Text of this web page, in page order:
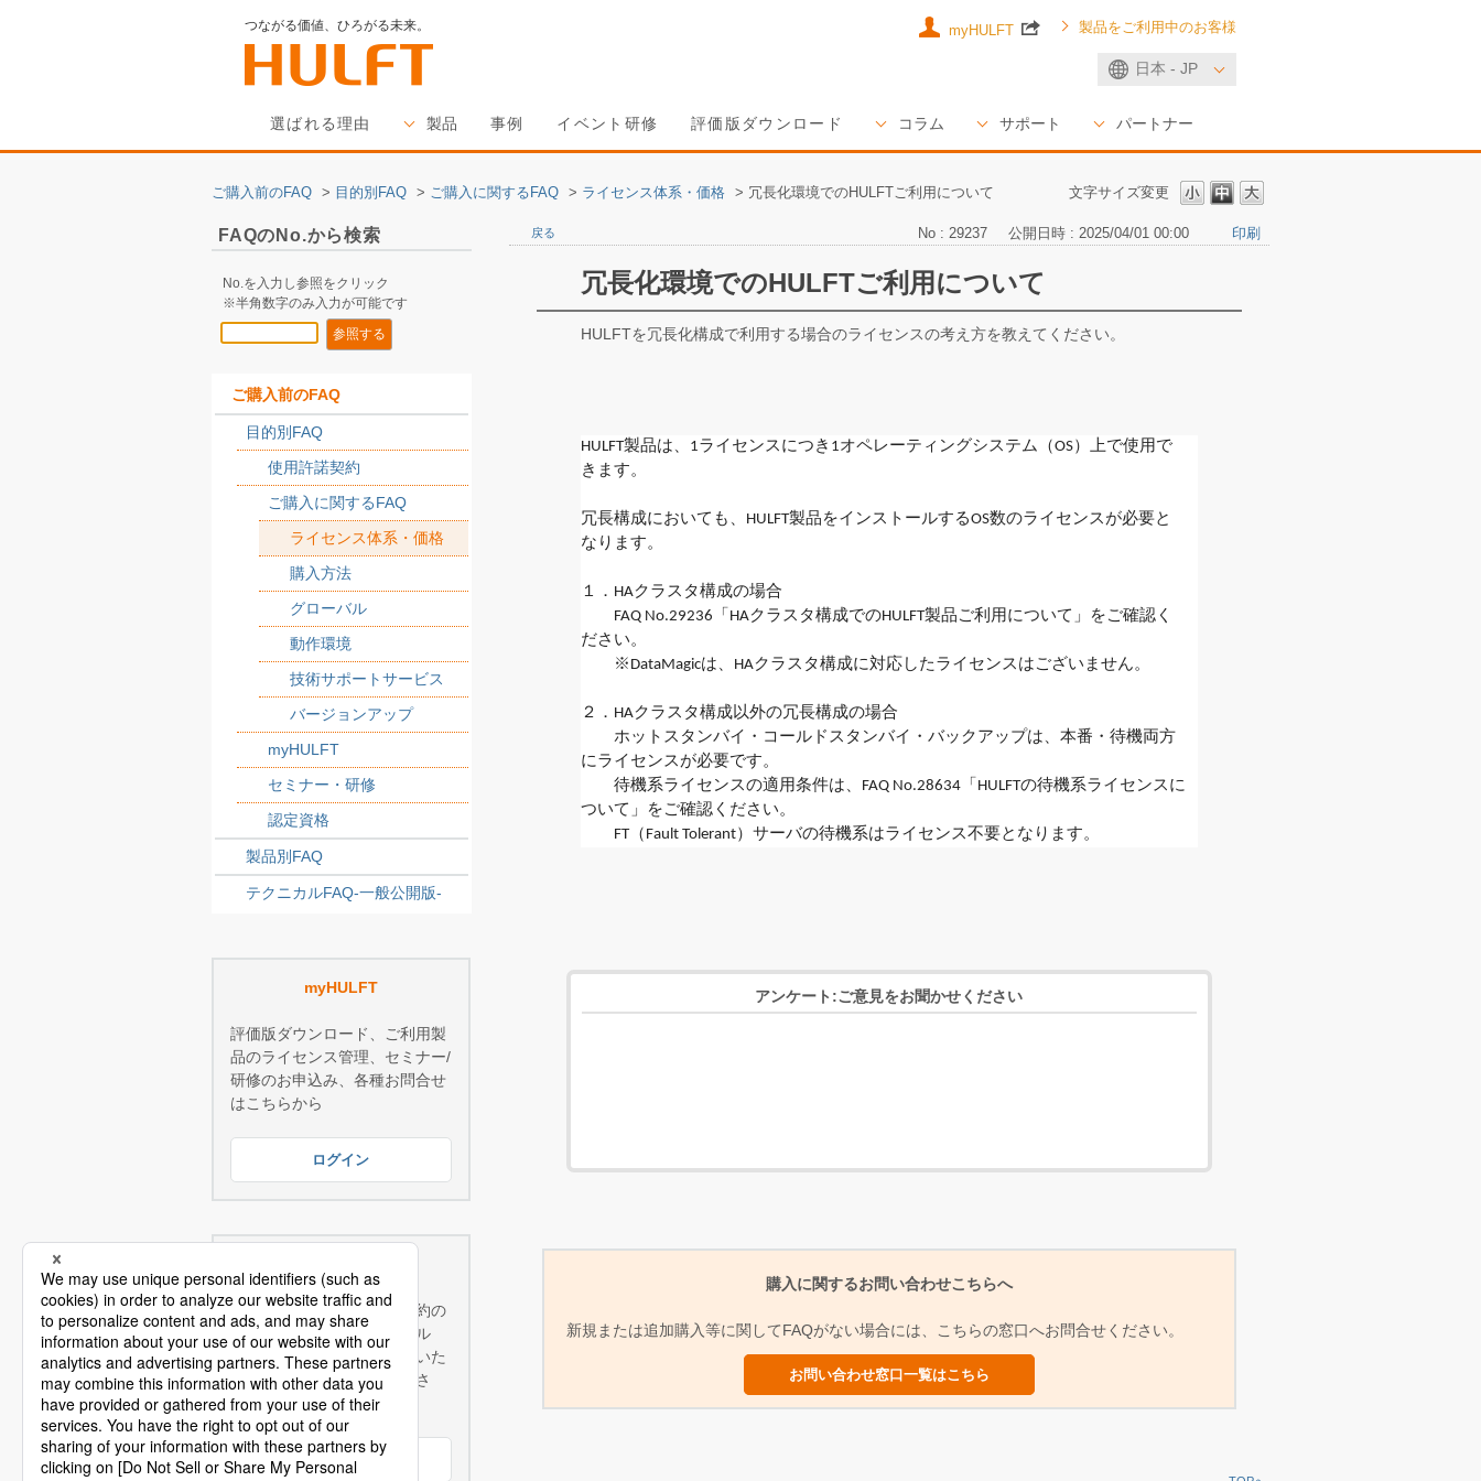
つながる価値、ひろがる未来。
日本 - JP
選ばれる理由 製品 事例 イベント研修 評価版ダウンロード コラム サポート パートナー
myHULFT 製品をご利用中のお客様
文字サイズ変更
ご購入前のFAQ > 目的別FAQ > ご購入に関するFAQ > ライセンス体系・価格 > 冗長化環境でのHULFTご利用について
FAQのNo.から検索
No.を入力し参照をクリック
※半角数字のみ入力が可能です
ご購入前のFAQ
目的別FAQ
使用許諾契約
ご購入に関するFAQ
ライセンス体系・価格
購入方法
グローバル
動作環境
技術サポートサービス
バージョンアップ
myHULFT
セミナー・研修
認定資格
製品別FAQ
テクニカルFAQ-一般公開版-
myHULFT
評価版ダウンロード、ご利用製
品のライセンス管理、セミナー/
研修のお申込み、各種お問合せ
はこちらから
ログイン
技術サポートサービスご契約の
お客様へ：豊富なテクニカル
FAQやマニュアル等を閲覧いた
だけます。是非ご利用くださ
い！
ログイン
戻る No : 29237 公開日時 : 2025/04/01 00:00 印刷
冗長化環境でのHULFTご利用について
HULFTを冗長化構成で利用する場合のライセンスの考え方を教えてください。
HULFT製品は、1ライセンスにつき1オペレーティングシステム（OS）上で使用で
きます。
冗長構成においても、HULFT製品をインストールするOS数のライセンスが必要と
なります。
１．HAクラスタ構成の場合
FAQ No.29236「HAクラスタ構成でのHULFT製品ご利用について」をご確認く
ださい。
※DataMagicは、HAクラスタ構成に対応したライセンスはございません。
２．HAクラスタ構成以外の冗長構成の場合
ホットスタンバイ・コールドスタンバイ・バックアップは、本番・待機両方
にライセンスが必要です。
待機系ライセンスの適用条件は、FAQ No.28634「HULFTの待機系ライセンスに
ついて」をご確認ください。
FT（Fault Tolerant）サーバの待機系はライセンス不要となります。
アンケート:ご意見をお聞かせください
購入に関するお問い合わせこちらへ
新規または追加購入等に関してFAQがない場合には、こちらの窓口へお問合せください。
お問い合わせ窓口一覧はこちら